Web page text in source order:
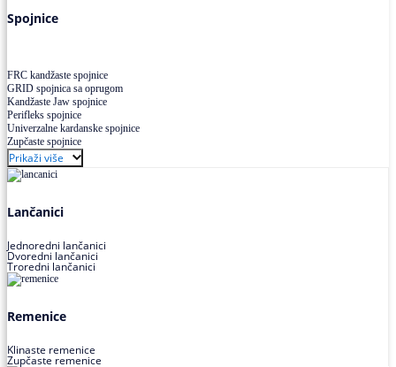
Spojnice
FRC kandžaste spojnice
GRID spojnica sa oprugom
Kandžaste Jaw spojnice
Perifleks spojnice
Univerzalne kardanske spojnice
Zupčaste spojnice
Prikaži više
Lančanici
Jednoredni lančanici
Dvoredni lančanici
Troredni lančanici
Remenice
Klinaste remenice
Zupčaste remenice